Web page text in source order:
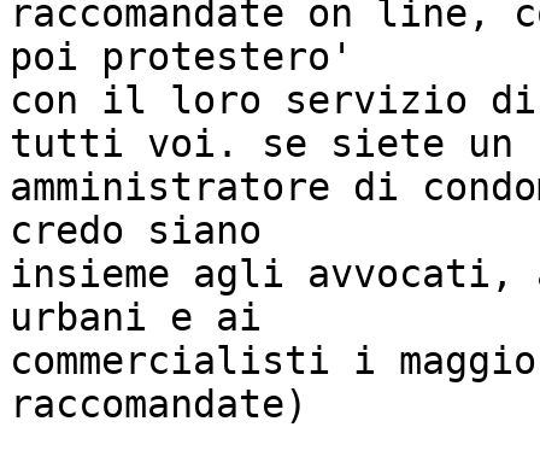
raccomandate on line,
poi protestero'
con il loro servizio di
tutti voi. se siete
amministratore di
credo siano
insieme agli
urbani e ai
commercialisti i
raccomandate)